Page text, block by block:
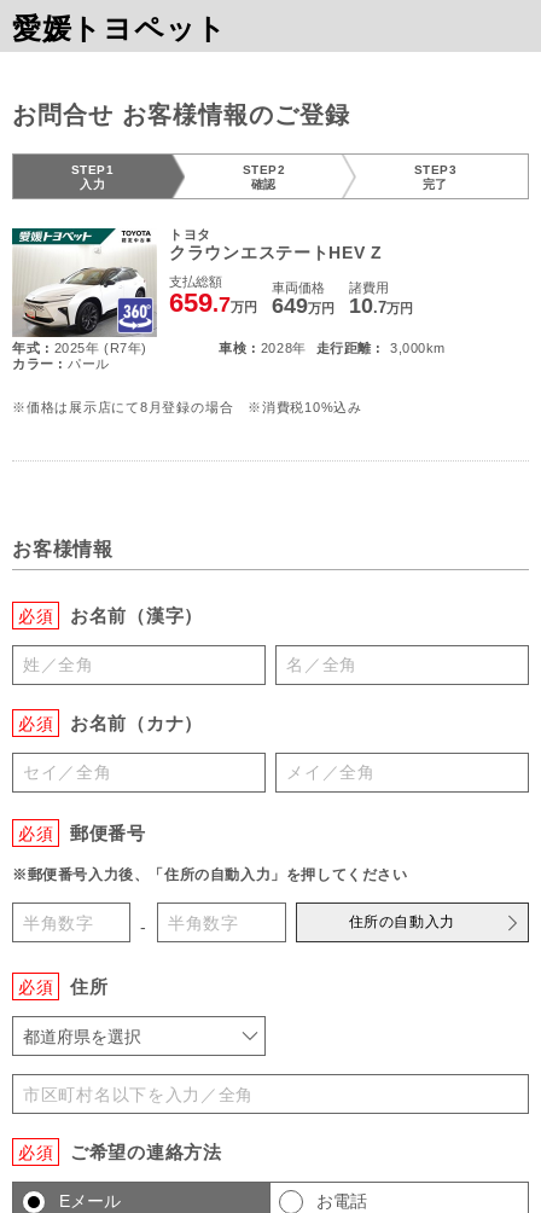
愛媛トヨペット
お問合せ お客様情報のご登録
STEP1
入力
STEP2
確認
STEP3
完了
トヨタ
クラウンエステートHEV Z
支払総額
659.7万円
車両価格
649万円
諸費用
10.7万円
年式 : 2025年 (R7年) 車検 : 2028年 走行距離 :
3,000km
カラー : パール
※価格は展示店にて8月登録の場合 ※消費税10%込み
お客様情報
必須 お名前（漢字）
必須 お名前（カナ）
必須 郵便番号
※郵便番号入力後、「住所の自動入力」を押してください
- 住所の自動入力
必須 住所
都道府県を選択
必須 ご希望の連絡方法
Eメール お電話